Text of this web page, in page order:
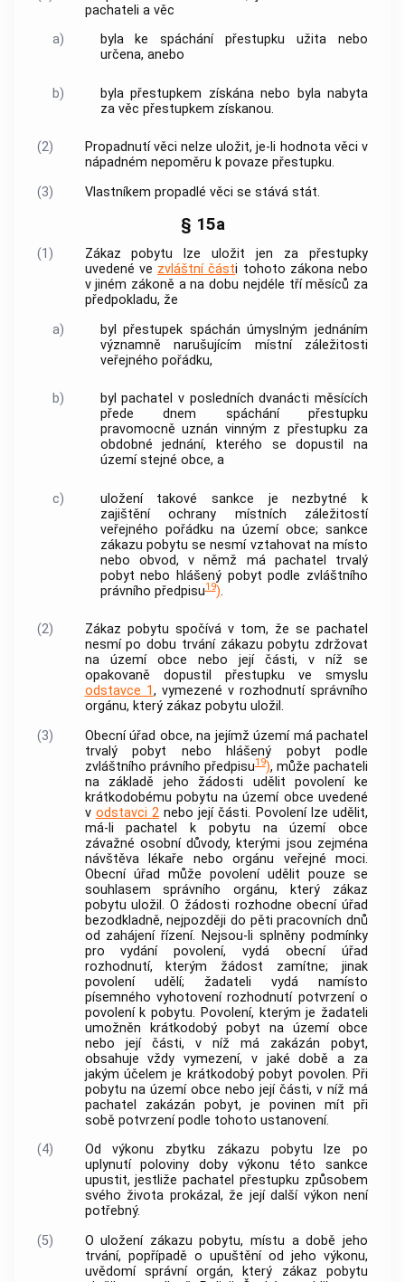
pachateli a věc
a)
byla ke spáchánípřestupku užita nebo
určena, anebo
b) bylapřestupkem získána nebo byla nabyta
za věc přestupkem získanou.
(2)
Propadnutí věci nelze uložit, je-li hodnota věci v
nápadném nepoměru k povaze přestupku.
(3)
Vlastníkem propadlé věci se stává stát.
§ 15a
(1) Zákaz pobytu lze uložit jen za přestupky
uvedené ve zvláštní části tohoto zákona nebo
v jiném zákoně a na dobu nejdéle tří měsíců za
předpokladu, že
a)
bylpřestupek spáchán úmyslným jednáním
významně narušujícím místní záležitosti
veřejného pořádku,
b)
byl pachatel v posledních dvanácti měsících
přede dnem spáchání přestupku
pravomocně uznán vinným z přestupku za
obdobné jednání, kterého se dopustil na
území stejné obce, a
c)
uložení takové sankce je nezbytné k
zajištění ochrany místních záležitostí
veřejného pořádku na území obce; sankce
zákazu pobytu se nesmí vztahovat na místo
nebo obvod, v němž má pachatel trvalý
pobyt nebo hlášený pobyt podle zvláštního
právního předpisu19).
(2)
Zákaz pobytu spočívá v tom, že se pachatel
nesmí po dobu trvání zákazu pobytu zdržovat
na území obce nebo její části, v níž se
opakovaně dopustil přestupku ve smyslu
odstavce 1, vymezené v rozhodnutí správního
orgánu, který zákaz pobytu uložil.
(3)
Obecní úřad obce, na jejímž území má pachatel
trvalý pobyt nebo hlášený pobyt podle
zvláštního právního předpisu19), může pachateli
na základě jeho žádosti udělit povolení ke
krátkodobému pobytu na území obce uvedené
v odstavci 2nebo její části. Povolení lze udělit,
má-li pachatel k pobytu na území obce
závažné osobní důvody, kterými jsou zejména
návštěva lékaře nebo orgánu veřejné moci.
Obecní úřad může povolení udělit pouze se
souhlasem správního orgánu, který zákaz
pobytu uložil. O žádosti rozhodne obecní úřad
bezodkladně, nejpozději do pěti pracovních dnů
od zahájení řízení. Nejsou-li splněny podmínky
pro vydání povolení, vydá obecní úřad
rozhodnutí, kterým žádost zamítne; jinak
povolení udělí; žadateli vydá namísto
písemného vyhotovení rozhodnutí potvrzení o
povolení k pobytu. Povolení, kterým je žadateli
umožněn krátkodobý pobyt na území obce
nebo její části, v níž má zakázán pobyt,
obsahuje vždy vymezení, v jaké době a za
jakým účelem je krátkodobý pobyt povolen. Při
pobytu na území obce nebo její části, v níž má
pachatel zakázán pobyt, je povinen mít při
sobě potvrzení podle tohoto ustanovení.
(4)
Od výkonu zbytku zákazu pobytu lze po
uplynutí poloviny doby výkonu této sankce
upustit, jestliže pachatelpřestupku způsobem
svého života prokázal, že její další výkon není
potřebný.
(5)
O uložení zákazu pobytu, místu a době jeho
trvání, popřípadě o upuštění od jeho výkonu,
uvědomí správní orgán, který zákaz pobytu